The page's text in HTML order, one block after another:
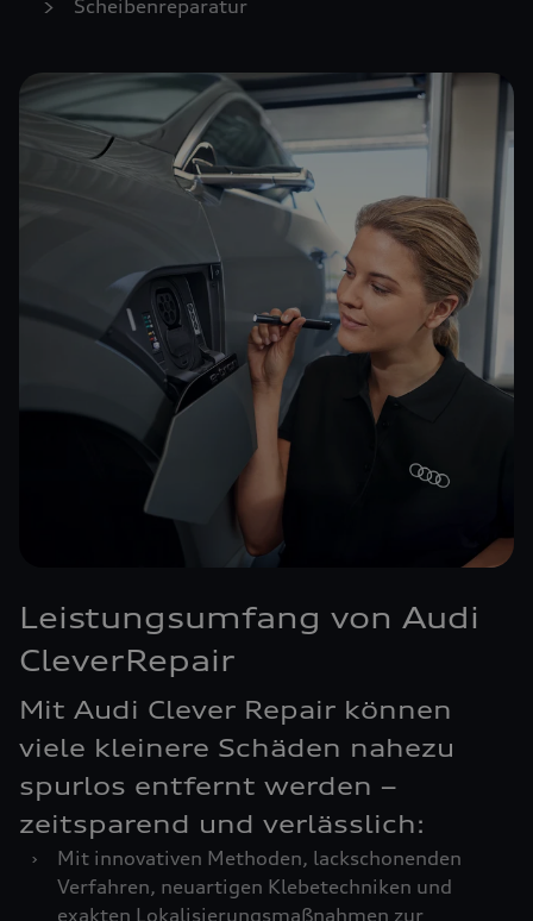
Scheibenreparatur
Leistungsumfang von Audi
CleverRepair
Mit Audi Clever Repair können
viele kleinere Schäden nahezu
spurlos entfernt werden –
zeitsparend und verlässlich:
›
Mit innovativen Methoden, lackschonenden
Verfahren, neuartigen Klebetechniken und
exakten Lokalisierungsmaßnahmen zur